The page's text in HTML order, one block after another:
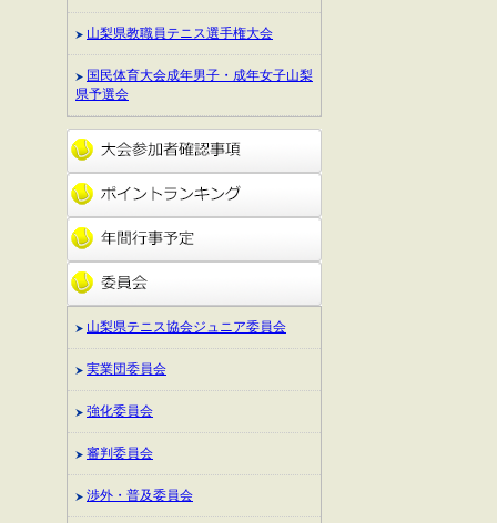
山梨県教職員テニス選手権大会
国民体育大会成年男子・成年女子山梨
県予選会
山梨県テニス協会ジュニア委員会
実業団委員会
強化委員会
審判委員会
渉外・普及委員会